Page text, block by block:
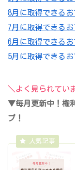
8月に取得できる
7月に取得できる
6月に取得できる
5月に取得できる
＼よく見られてい
▼毎月更新中！権
プ！